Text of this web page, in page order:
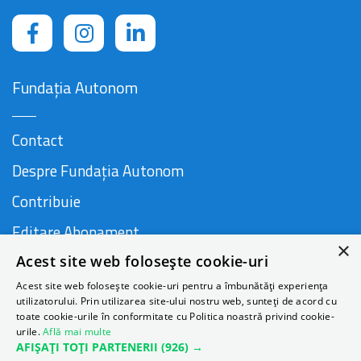
Fundația Autonom
Contact
Despre Fundația Autonom
Contribuie
Editare Abonament
Cauză susținută de
×
Acest site web folosește cookie-uri
Acest site web folosește cookie-uri pentru a îmbunătăți experiența
utilizatorului. Prin utilizarea site-ului nostru web, sunteți de acord cu
toate cookie-urile în conformitate cu Politica noastră privind cookie-
urile.Află mai multe
AFIȘAȚI TOȚI PARTENERII (926) →